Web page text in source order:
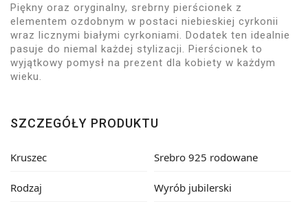
Piękny oraz oryginalny, srebrny pierścionek z
elementem ozdobnym w postaci niebieskiej cyrkonii
wraz licznymi białymi cyrkoniami. Dodatek ten idealnie
pasuje do niemal każdej stylizacji. Pierścionek to
wyjątkowy pomysł na prezent dla kobiety w każdym
wieku.
SZCZEGÓŁY PRODUKTU
Kruszec Srebro 925 rodowane
Rodzaj Wyrób jubilerski